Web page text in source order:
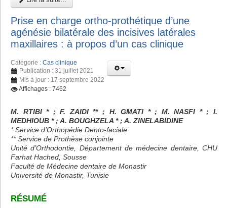
Prise en charge ortho-prothétique d’une
agénésie bilatérale des incisives latérales
maxillaires : à propos d’un cas clinique
Catégorie : Cas clinique
Publication : 31 juillet 2021
Mis à jour : 17 septembre 2022
Affichages : 7462
M. RTIBI * ; F. ZAIDI ** ; H. GMATI * ; M. NASFI * ; I.
MEDHIOUB * ; A. BOUGHZELA * ; A. ZINELABIDINE
* Service d’Orthopédie Dento-faciale
** Service de Prothèse conjointe
Unité d’Orthodontie, Département de médecine dentaire, CHU
Farhat Hached, Sousse
Faculté de Médecine dentaire de Monastir
Université de Monastir, Tunisie
RÉSUMÉ